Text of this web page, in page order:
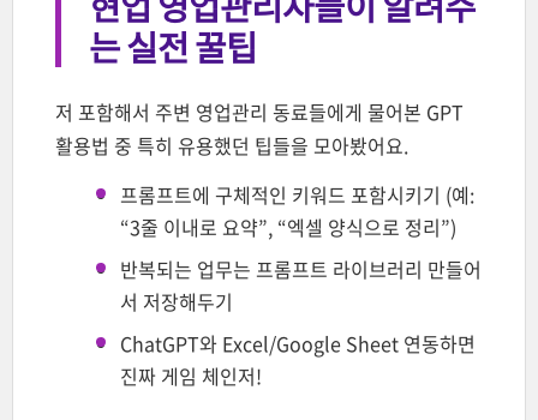
는 실전 꿀팁
저 포함해서 주변 영업관리 동료들에게 물어본 GPT
활용법 중 특히 유용했던 팁들을 모아봤어요.
프롬프트에 구체적인 키워드 포함시키기 (예:
“3줄 이내로 요약”, “엑셀 양식으로 정리”)
반복되는 업무는 프롬프트 라이브러리 만들어
서 저장해두기
ChatGPT와 Excel/Google Sheet 연동하면
진짜 게임 체인저!